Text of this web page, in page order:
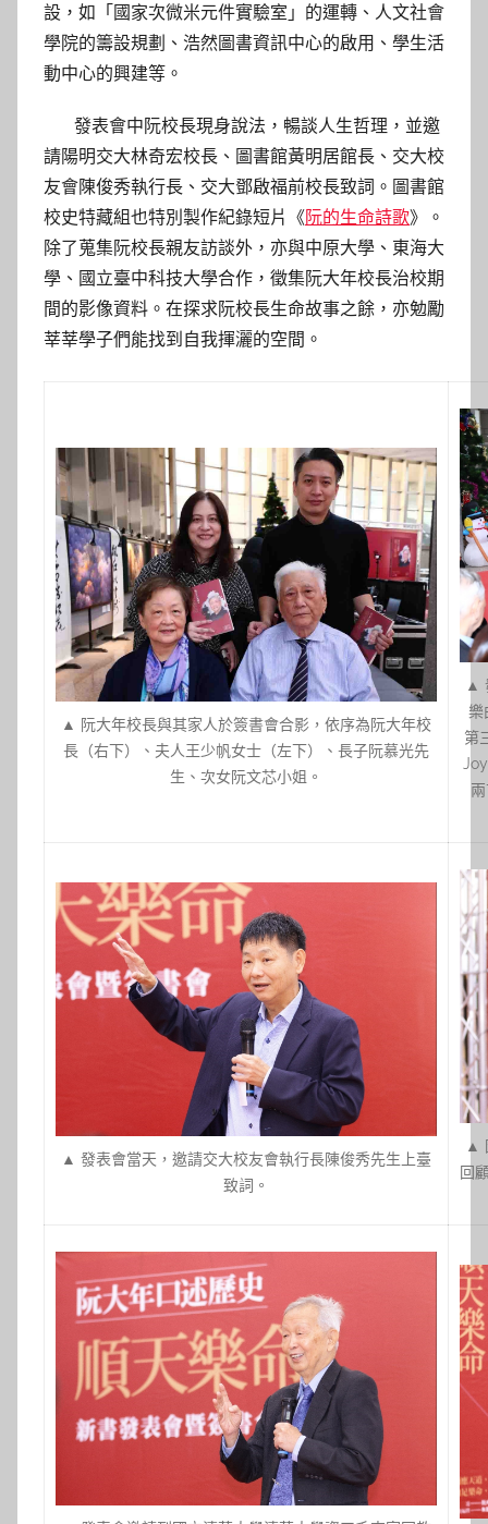
設，如「國家次微米元件實驗室」的運轉、人文社會
學院的籌設規劃、浩然圖書資訊中心的啟用、學生活
動中心的興建等。
發表會中阮校長現身說法，暢談人生哲理，並邀
請陽明交大林奇宏校長、圖書館黃明居館長、交大校
友會陳俊秀執行長、交大鄧啟福前校長致詞。圖書館
校史特藏組也特別製作紀錄短片《阮的生命詩歌》。
除了蒐集阮校長親友訪談外，亦與中原大學、東海大
學、國立臺中科技大學合作，徵集阮大年校長治校期
間的影像資料。在探求阮校長生命故事之餘，亦勉勵
莘莘學子們能找到自我揮灑的空間。
▲ 阮大年校長與其家人於簽書會合影，依序為阮大年校
長（右下）、夫人王少帆女士（左下）、長子阮慕光先
生、次女阮文芯小姐。
▲
樂
第
▲ 發表會當天，邀請交大校友會執行長陳俊秀先生上臺
致詞。
▲
回